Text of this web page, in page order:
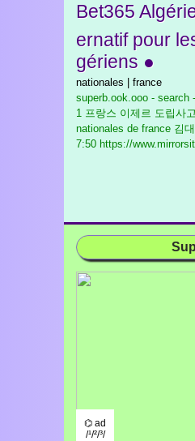
Bet365
ernatif pour
gériens ●
nationales | france
superb.ook.ooo - search
1 프랑스 이제르 도립사
nationales de france 김
7:50 https://
⌬ ad
/¹/²/³/